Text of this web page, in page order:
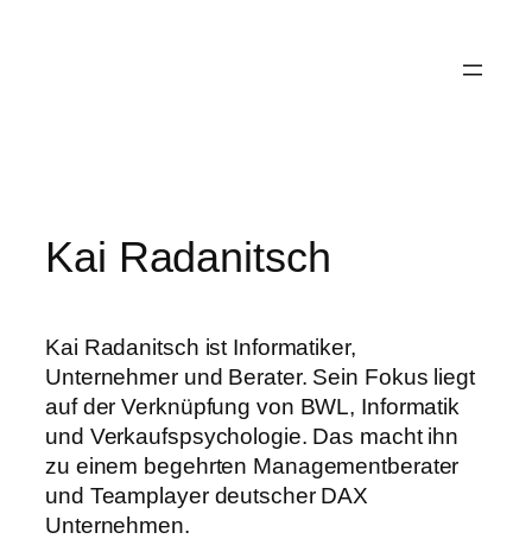
Kai Radanitsch
Kai Radanitsch ist Informatiker,
Unternehmer und Berater. Sein Fokus liegt
auf der Verknüpfung von BWL, Informatik
und Verkaufspsychologie. Das macht ihn
zu einem begehrten Managementberater
und Teamplayer deutscher DAX
Unternehmen.